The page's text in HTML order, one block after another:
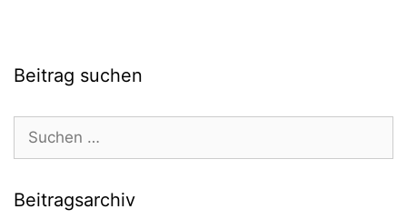
Beitrag suchen
nach:
Beitragsarchiv